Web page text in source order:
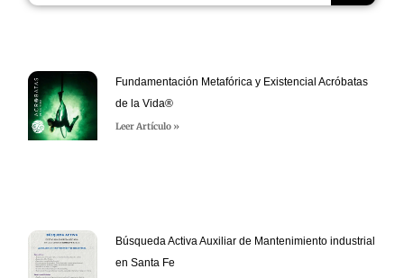
Fundamentación Metafórica y Existencial Acróbatas
de la Vida®
Leer Artículo »
Búsqueda Activa Auxiliar de Mantenimiento industrial
en Santa Fe